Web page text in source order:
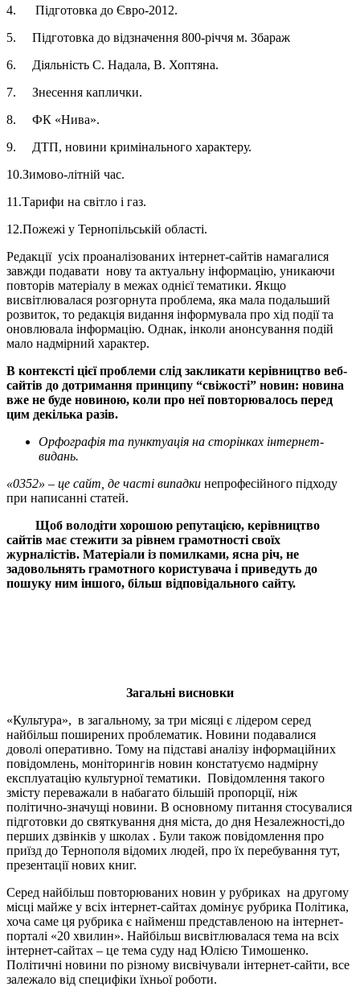
4. Підготовка до Євро-2012.
5. Підготовка до відзначення 800-річчя м. Збараж
6. Діяльність С. Надала, В. Хоптяна.
7. Знесення каплички.
8. ФК «Нива».
9. ДТП, новини кримінального характеру.
10.Зимово-літній час.
11.Тарифи на світло і газ.
12.Пожежі у Тернопільській області.
Редакції усіх проаналізованих інтернет-сайтів намагалися
завжди подавати нову та актуальну інформацію, уникаючи
повторів матеріалу в межах однієї тематики. Якщо
висвітлювалася розгорнута проблема, яка мала подальший
розвиток, то редакція видання інформувала про хід події та
оновлювала інформацію. Однак, інколи анонсування подій
мало надмірний характер.
В контексті цієї проблеми слід закликати керівництво веб-
сайтів до дотримання принципу “свіжості” новин: новина
вже не буде новиною, коли про неї повторювалось перед
цим декілька разів.
Орфографія та пунктуація на сторінках інтернет-
видань.
«0352» – це сайт, де часті випадки непрофесійного підходу
при написанні статей.
Щоб володіти хорошою репутацією, керівництво
сайтів має стежити за рівнем грамотності своїх
журналістів. Матеріали із помилками, ясна річ, не
задовольнять грамотного користувача і приведуть до
пошуку ним іншого, більш відповідального сайту.
Загальні висновки
«Культура», в загальному, за три місяці є лідером серед
найбільш поширених проблематик. Новини подавалися
доволі оперативно. Тому на підставі аналізу інформаційних
повідомлень, моніторингів новин констатуємо надмірну
експлуатацію культурної тематики. Повідомлення такого
змісту переважали в набагато більшій пропорції, ніж
політично-значущі новини. В основному питання стосувалися
підготовки до святкування дня міста, до дня Незалежності,до
перших дзвінків у школах . Були також повідомлення про
приїзд до Тернополя відомих людей, про їх перебування тут,
презентації нових книг.
Серед найбільш повторюваних новин у рубриках на другому
місці майже у всіх інтернет-сайтах домінує рубрика Політика,
хоча саме ця рубрика є найменш представленою на інтернет-
порталі «20 хвилин». Найбільш висвітлювалася тема на всіх
інтернет-сайтах – це тема суду над Юлією Тимошенко.
Політичні новини по різному висвічували інтернет-сайти, все
залежало від специфіки їхньої роботи.